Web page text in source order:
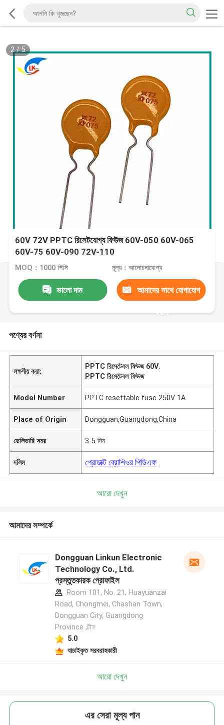
2/5
60V 72V PPTC রিসেটযোগ্য ফিউজ 60V-050 60V-065
60V-75 60V-090 72V-110
MOQ：1000 পিসি মূল্য：আলোচনাযোগ্য
ভালো দাম আমাদের সাথে যোগাযোগ
করুন
পণ্যের বর্ণনা
লক্ষণীয় করা:
PPTC রিসেটেবল ফিউজ 60V,
PPTC রিসেটেবল ফিউজ
Model Number PPTC resettable fuse 250V 1A
Place of Origin Dongguan,Guangdong,China
ডেলিভারি সময় 3-5 দিন
দলিল প্রোডাক্ট ব্রোশিওর পিডিএফ
আরো দেখুন
আমাদের সম্পর্কে
Dongguan Linkun Electronic
Technology Co., Ltd.
প্রস্তুতকারক প্রোফাইল
Room 101, No. 21, Huayuanzai
Road, Chongmei, Chashan Town,
Dongguan City, Guangdong
Province ,চীন
5.0
যাচাইকৃত সরবরাহকারী
আরো দেখুন
এর সেরা মূল্য পান